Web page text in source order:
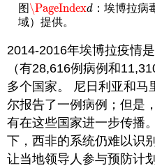
图\PageIndexd
\PageIndexd ：埃博拉
域）提供。
2014-2016年埃博拉疫情
（有28,616例病例和
多个国家。 尼日利亚和马
尔报告了一例病例；但是
有在这些国家进一步传播
下，西非的系统仍难以识
让当地领导人参与预防计